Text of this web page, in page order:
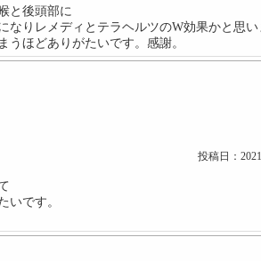
と後頭部に
りレメディとテラヘルツのW効果かと思い
ほどありがたいです。感謝。
投稿日：
いです。